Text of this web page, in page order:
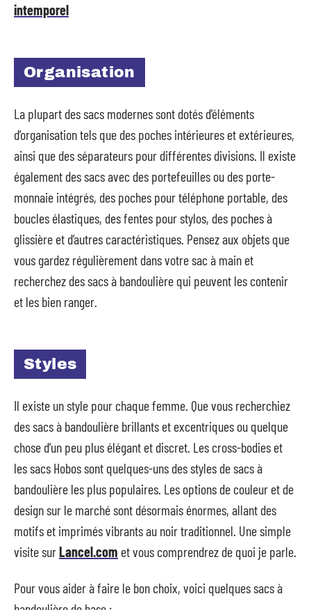
intemporel
Organisation
La plupart des sacs modernes sont dotés d’éléments
d’organisation tels que des poches intérieures et extérieures,
ainsi que des séparateurs pour différentes divisions. Il existe
également des sacs avec des portefeuilles ou des porte-
monnaie intégrés, des poches pour téléphone portable, des
boucles élastiques, des fentes pour stylos, des poches à
glissière et d’autres caractéristiques. Pensez aux objets que
vous gardez régulièrement dans votre sac à main et
recherchez des sacs à bandoulière qui peuvent les contenir
et les bien ranger.
Styles
Il existe un style pour chaque femme. Que vous recherchiez
des sacs à bandoulière brillants et excentriques ou quelque
chose d’un peu plus élégant et discret. Les cross-bodies et
les sacs Hobos sont quelques-uns des styles de sacs à
bandoulière les plus populaires. Les options de couleur et de
design sur le marché sont désormais énormes, allant des
motifs et imprimés vibrants au noir traditionnel. Une simple
visite surLancel.com et vous comprendrez de quoi je parle.
Pour vous aider à faire le bon choix, voici quelques sacs à